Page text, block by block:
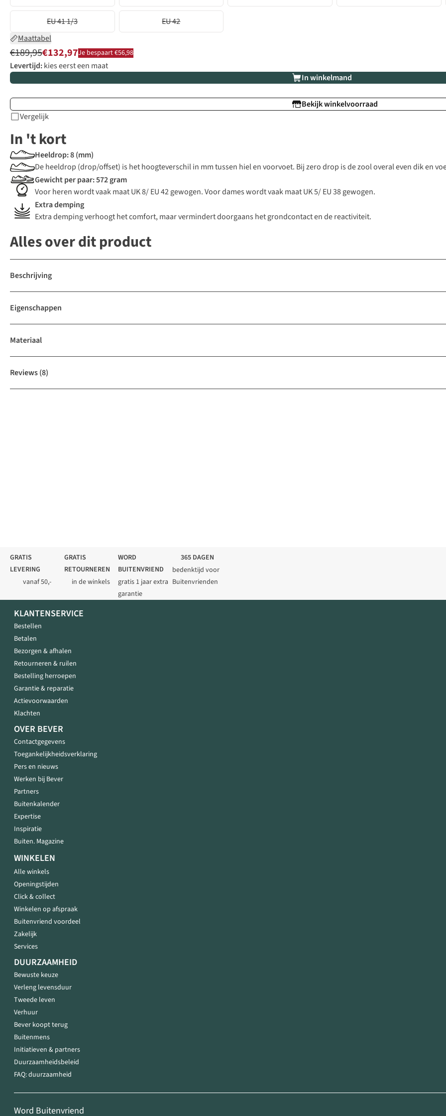
EU 41 1/3
EU 42
Maattabel
€189,95€132,97Je bespaart €56,98
Levertijd:kies eerst een maat
In winkelmand
Bekijk winkelvoorraad
Vergelijk
In 't kort
Heeldrop: 8 (mm)
De heeldrop (drop/offset) is het hoogteverschil in mm tussen hiel en voorvoet. Bij zero drop is de zool overal even dik en
Gewicht per paar: 572 gram
Voor heren wordt vaak maat UK 8/ EU 42 gewogen. Voor dames wordt vaak maat UK 5/ EU 38 gewogen.
Extra demping
Extra demping verhoogt het comfort, maar vermindert doorgaans het grondcontact en de reactiviteit.
Alles over dit product
Beschrijving
Eigenschappen
Materiaal
Reviews(8)
GRATIS
LEVERING
vanaf 50,-
GRATIS
RETOURNEREN
in de winkels
WORD
BUITENVRIEND
gratis 1 jaar extra
garantie
365 DAGEN
bedenktijd voor
Buitenvrienden
KLANTENSERVICE
Bestellen
Betalen
Bezorgen & afhalen
Retourneren & ruilen
Bestelling herroepen
Garantie & reparatie
Actievoorwaarden
Klachten
OVER BEVER
Contactgegevens
Toegankelijkheidsverklaring
Pers en nieuws
Werken bij Bever
Partners
Buitenkalender
Expertise
Inspiratie
Buiten. Magazine
WINKELEN
Alle winkels
Openingstijden
Click & collect
Winkelen op afspraak
Buitenvriend voordeel
Zakelijk
Services
DUURZAAMHEID
Bewuste keuze
Verleng levensduur
Tweede leven
Verhuur
Bever koopt terug
Buitenmens
Initiatieven & partners
Duurzaamheidsbeleid
FAQ: duurzaamheid
Word Buitenvriend